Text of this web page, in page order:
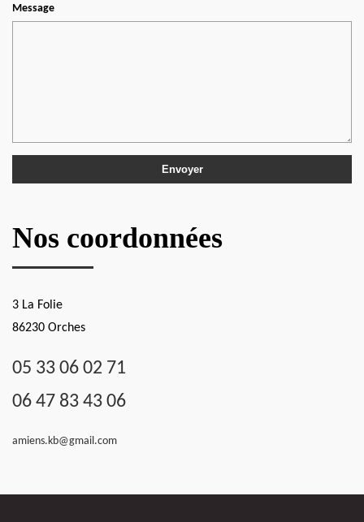
Message
Nos coordonnées
3 La Folie
86230 Orches
05 33 06 02 71
06 47 83 43 06
amiens.kb@gmail.com